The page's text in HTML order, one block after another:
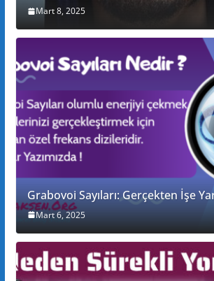
Mart 8, 2025
Grabovoi Sayıları: Gerçekten İşe
Mart 6, 2025